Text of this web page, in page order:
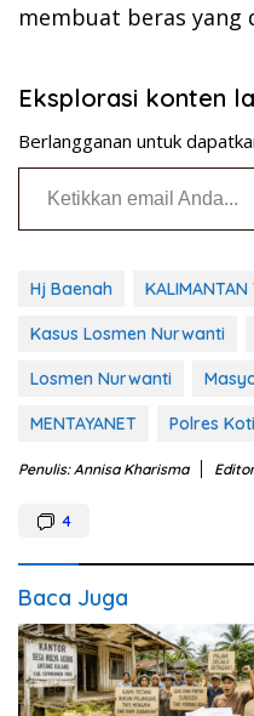
membuat beras yang
Eksplorasi konten
Berlangganan untuk
Ketikkan email Anda...
Hj Baenah KALIMANTAN
Kasus Losmen Nurwanti
Losmen Nurwanti
MENTAYANET Polres
Penulis: Annisa Kharisma
4
Baca Juga